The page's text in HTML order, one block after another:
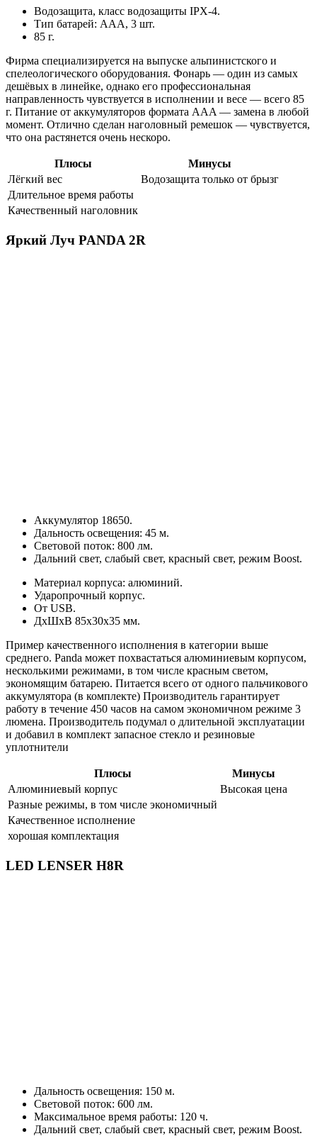
Водозащита, класс водозащиты IPX-4.
Тип батарей: AAA, 3 шт.
85 г.
Фирма специализируется на выпуске альпинистского и
спелеологического оборудования. Фонарь — один из самых
дешёвых в линейке, однако его профессиональная
направленность чувствуется в исполнении и весе — всего 85
г. Питание от аккумуляторов формата AAA — замена в любой
момент. Отлично сделан наголовный ремешок — чувствуется,
что она растянется очень нескоро.
Плюсы
Минусы
Лёгкий вес
Водозащита только от брызг
Длительное время работы
Качественный наголовник
Яркий Луч PANDA 2R
Аккумулятор 18650.
Дальность освещения: 45 м.
Световой поток: 800 лм.
Дальний свет, слабый свет, красный свет, режим Boost.
Материал корпуса: алюминий.
Ударопрочный корпус.
От USB.
ДхШхВ 85х30х35 мм.
Пример качественного исполнения в категории выше
среднего. Panda может похвастаться алюминиевым корпусом,
несколькими режимами, в том числе красным светом,
экономящим батарею. Питается всего от одного пальчикового
аккумулятора (в комплекте) Производитель гарантирует
работу в течение 450 часов на самом экономичном режиме 3
люмена. Производитель подумал о длительной эксплуатации
и добавил в комплект запасное стекло и резиновые
уплотнители
Плюсы
Минусы
Алюминиевый корпус
Высокая цена
Разные режимы, в том числе экономичный
Качественное исполнение
хорошая комплектация
LED LENSER H8R
Дальность освещения: 150 м.
Световой поток: 600 лм.
Максимальное время работы: 120 ч.
Дальний свет, слабый свет, красный свет, режим Boost.